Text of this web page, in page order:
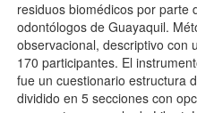
residuos biomédicos por parte
odontólogos de Guayaquil.
observacional, descriptivo con
170 participantes. El
fue un cuestionario estructura
dividido en 5 secciones con